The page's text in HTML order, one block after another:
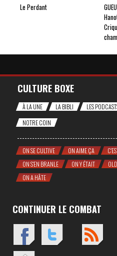
Le Perdant
CULTURE BOXE
À LA UNE LA BIBLI
LES
NOTRE COIN
ON SE CULTIVE ON AIME ÇA
ON S'EN BRANLE
ON Y ÉTAIT
ON A HÂTE
CONTINUER LE COMBAT